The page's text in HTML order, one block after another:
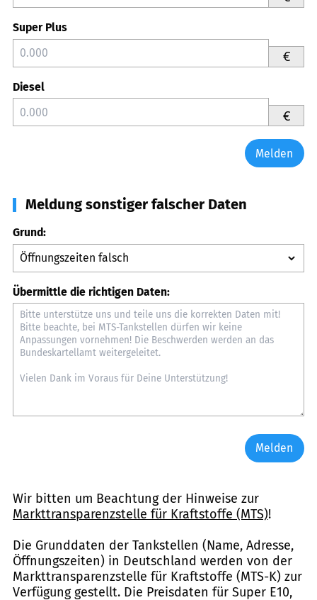
Super Plus
€
Diesel
€
Melden
Meldung sonstiger falscher Daten
Grund:
Übermittle die richtigen Daten:
Melden
Wir bitten um Beachtung der Hinweise zur
Markttransparenzstelle für Kraftstoffe (MTS)!
Die Grunddaten der Tankstellen (Name, Adresse,
Öffnungszeiten) in Deutschland werden von der
Markttransparenzstelle für Kraftstoffe (MTS-K) zur
Verfügung gestellt. Die Preisdaten für Super E10,